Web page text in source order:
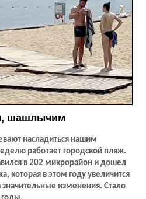
шашлычим
насладиться нашим
работает городской пляж.
в 202 микрорайон и дошел
которая в этом году увеличится
изменения. Стало